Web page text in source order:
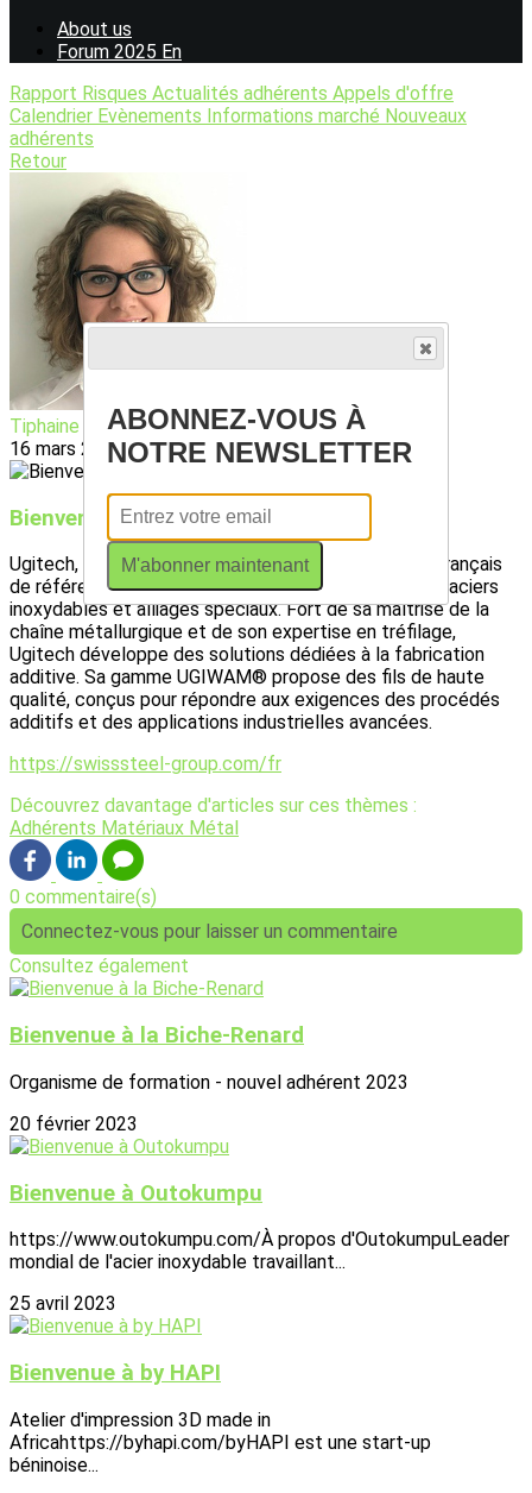
About us
Forum 2025 En
Rapport Risques Actualités adhérents Appels d'offre
Calendrier Evènements Informations marché Nouveaux
adhérents
Retour
Tiphaine BAUR
16 mars 2026
Bienvenue à Ugitech
Ugitech, filiale de Swiss Steel Group, est un acteur français
de référence dans l’élaboration de produits longs en aciers
inoxydables et alliages spéciaux. Fort de sa maîtrise de la
chaîne métallurgique et de son expertise en tréfilage,
Ugitech développe des solutions dédiées à la fabrication
additive. Sa gamme UGIWAM® propose des fils de haute
qualité, conçus pour répondre aux exigences des procédés
additifs et des applications industrielles avancées.
https://swisssteel-group.com/fr
Découvrez davantage d'articles sur ces thèmes :
Adhérents Matériaux Métal
0 commentaire(s)
Connectez-vous pour laisser un commentaire
Consultez également
Bienvenue à la Biche-Renard
Organisme de formation - nouvel adhérent 2023
20 février 2023
Bienvenue à Outokumpu
https://www.outokumpu.com/À propos d'OutokumpuLeader
mondial de l'acier inoxydable travaillant...
25 avril 2023
Bienvenue à by HAPI
Atelier d'impression 3D made in
Africahttps://byhapi.com/byHAPI est une start-up
béninoise...
ABONNEZ-VOUS À
NOTRE NEWSLETTER
M'abonner maintenant